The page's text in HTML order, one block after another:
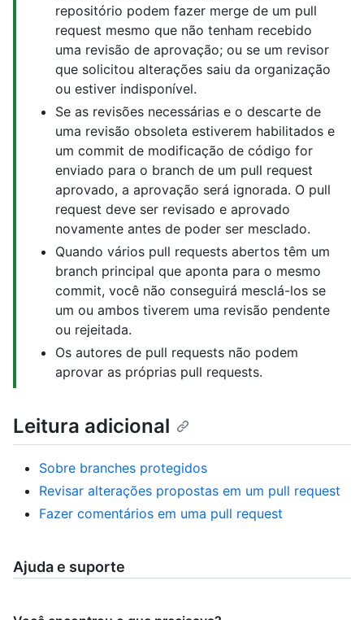
repositório podem fazer merge de um pull
request mesmo que não tenham recebido
uma revisão de aprovação; ou se um revisor
que solicitou alterações saiu da organização
ou estiver indisponível.
Se as revisões necessárias e o descarte de
uma revisão obsoleta estiverem habilitados e
um commit de modificação de código for
enviado para o branch de um pull request
aprovado, a aprovação será ignorada. O pull
request deve ser revisado e aprovado
novamente antes de poder ser mesclado.
Quando vários pull requests abertos têm um
branch principal que aponta para o mesmo
commit, você não conseguirá mesclá-los se
um ou ambos tiverem uma revisão pendente
ou rejeitada.
Os autores de pull requests não podem
aprovar as próprias pull requests.
Leitura adicional
Sobre branches protegidos
Revisar alterações propostas em um pull request
Fazer comentários em uma pull request
Ajuda e suporte